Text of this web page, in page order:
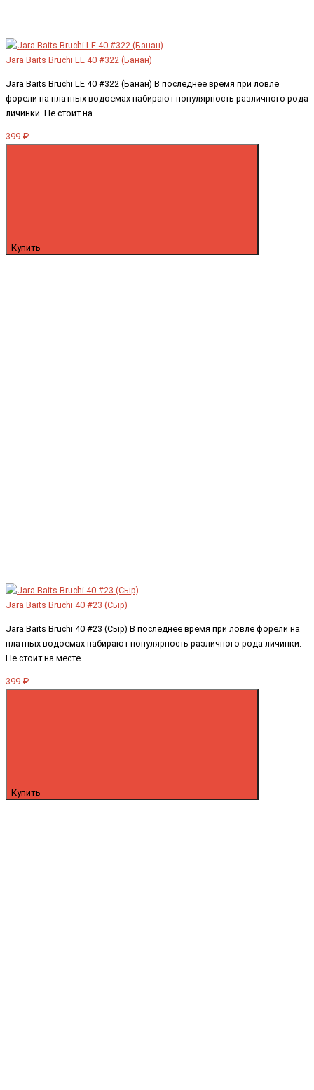
Jara Baits Bruchi LE 40 #322 (Банан)
Jara Baits Bruchi LE 40 #322 (Банан) В последнее время при ловле
форели на платных водоемах набирают популярность различного рода
личинки. Не стоит на...
399 ₽
Купить
Jara Baits Bruchi 40 #23 (Сыр)
Jara Baits Bruchi 40 #23 (Сыр) В последнее время при ловле форели на
платных водоемах набирают популярность различного рода личинки.
Не стоит на месте...
399 ₽
Купить